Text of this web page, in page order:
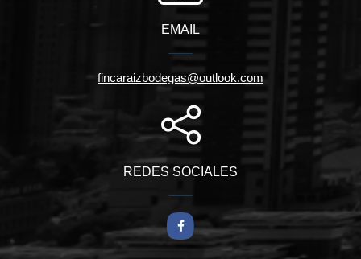
EMAIL
fincaraizbodegas@outlook.com
REDES SOCIALES
Facebook